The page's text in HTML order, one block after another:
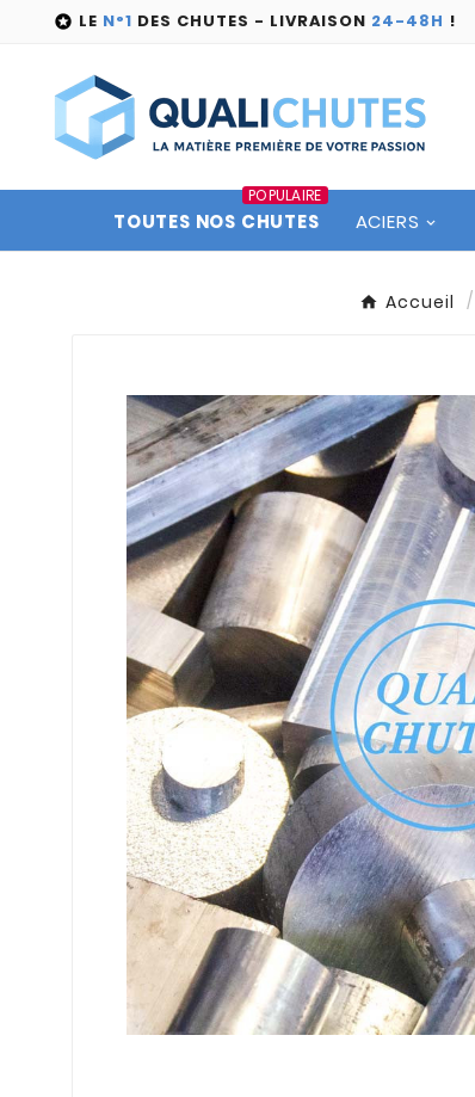
 LE N°1 DES CHUTES - LIVRAISON 24-48H !
TOUTES NOS CHUTES
POPULAIRE
ACIERS
Accueil